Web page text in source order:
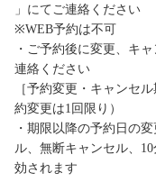
」にてご連絡ください
※WEB予約は不可
・ご予約後に変更、キ
連絡ください
［予約変更・キャンセ
約変更は1回限り）
・期限以降の予約日の
ル、無断キャンセル、
効されます